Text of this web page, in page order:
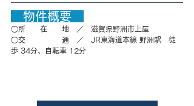
物件概要
◯所　　在　　地　／　滋賀県野洲市上屋
◯交　　　　　通　／　JR東海道本線 野洲駅　徒
歩 34分、自転車 12分